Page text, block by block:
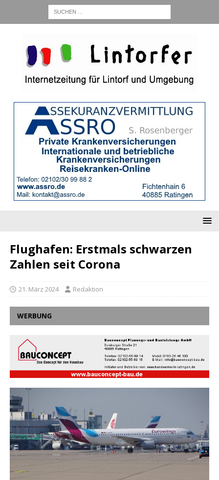
Flughafen: Erstmals schwarzen
Zahlen seit Corona
21. März 2024 Redaktion
WERBUNG